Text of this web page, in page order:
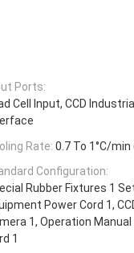
Ports:
Cell Input, CCD
Rate: 0.7 To 1°C/min
Configuration:
Rubber Fixtures 1
Power Cord 1,
1, Operation
1